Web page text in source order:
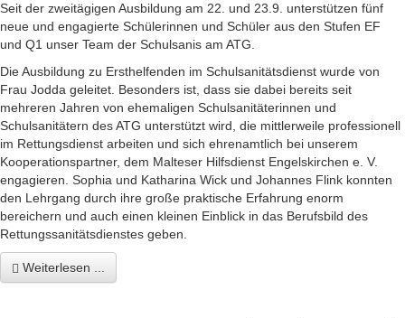
Seit der zweitägigen Ausbildung am 22. und 23.9. unterstützen fünf
neue und engagierte Schülerinnen und Schüler aus den Stufen EF
und Q1 unser Team der Schulsanis am ATG.
Die Ausbildung zu Ersthelfenden im Schulsanitätsdienst wurde von
Frau Jodda geleitet. Besonders ist, dass sie dabei bereits seit
mehreren Jahren von ehemaligen Schulsanitäterinnen und
Schulsanitätern des ATG unterstützt wird, die mittlerweile professionell
im Rettungsdienst arbeiten und sich ehrenamtlich bei unserem
Kooperationspartner, dem Malteser Hilfsdienst Engelskirchen e. V.
engagieren. Sophia und Katharina Wick und Johannes Flink konnten
den Lehrgang durch ihre große praktische Erfahrung enorm
bereichern und auch einen kleinen Einblick in das Berufsbild des
Rettungssanitätsdienstes geben.
Weiterlesen ...